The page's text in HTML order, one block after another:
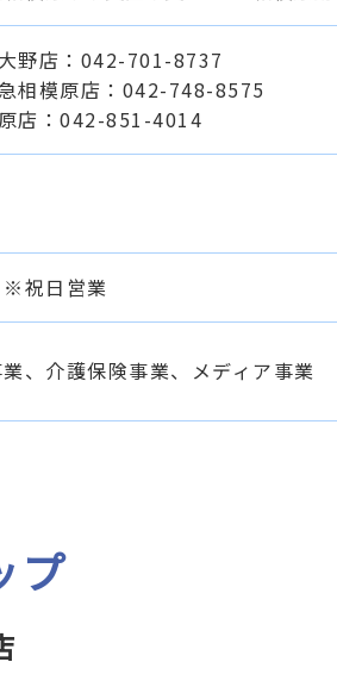
野店：042-701-8737
相模原店：042-748-8575
店：042-851-4014
祝日営業
、介護保険事業、メディア事業
プ